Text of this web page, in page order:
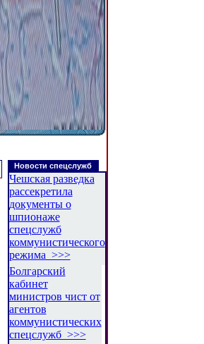
Новости спецслужб
Чешская разведка
рассекретила
документы о
шпионаже
спецслужб
коммунистического
режима >>>
Болгарский
кабинет
министров чист от
агентов
коммунистических
спецслужб >>>